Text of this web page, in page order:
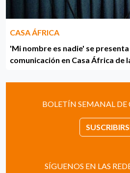
CASA ÁFRICA
'Mi nombre es nadie' se
comunicación en Casa África de
BOLETÍN SEMANAL DE
SÍGUENOS EN LAS